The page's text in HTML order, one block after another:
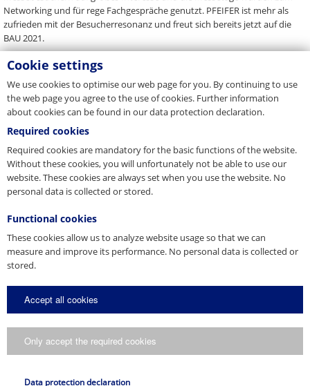
Networking und für rege Fachgespräche genutzt. PFEIFER ist mehr als
zufrieden mit der Besucherresonanz und freut sich bereits jetzt auf die
BAU 2021.
Back to Overview
Press Contact
You are a journalist, media representative or blogger and have
questions about our company? Get in touch with us.
E-Mail
presse@pfeifer.de
Press request
Name
E-Mail
*
Request
Cookie settings
We use cookies to optimise our web page for you. By continuing to use
the web page you agree to the use of cookies. Further information
about cookies can be found in our data protection declaration.
Required cookies
Required cookies are mandatory for the basic functions of the website.
Without these cookies, you will unfortunately not be able to use our
website. These cookies are always set when you use the website. No
personal data is collected or stored.
Functional cookies
These cookies allow us to analyze website usage so that we can
measure and improve its performance. No personal data is collected or
stored.
Accept all cookies
Only accept the required cookies
Data protection declaration